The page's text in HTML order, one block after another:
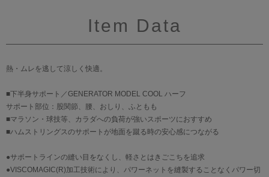
Item Data
熱・ムレを逃して涼しく快適。
■下半身サポート／GENERATOR MODEL COOL ハーフ
サポート部位：股関節、腰、おしり、ふともも
■マラソン・球技等、カラダへの負荷が強いスポーツにおすすめ
■ハムストリングスのサポートが地面を蹴る時の安心感につながる
●サポートラインの縫い目をなくし、軽さとはきごこちを追求
●VISCOMAGIC(R)加工技術により、パワーネットを縫製することなくパワー切